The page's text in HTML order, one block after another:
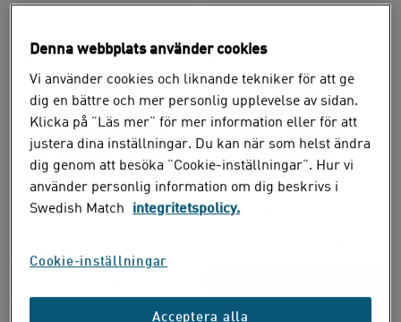
STYRKA:
Göteborgs Rapé White Mini
11-PACK
STYRKA:
Kronan Vit Portion
Denna webbplats använder cookies
Vi använder cookies och liknande tekniker för att ge
dig en bättre och mer personlig upplevelse av sidan.
Klicka på ”Läs mer” för mer information eller för att
justera dina inställningar. Du kan när som helst ändra
dig genom att besöka ”Cookie-inställningar”. Hur vi
använder personlig information om dig beskrivs i
Swedish Match
integritetspolicy.
Cookie-inställningar
Acceptera alla